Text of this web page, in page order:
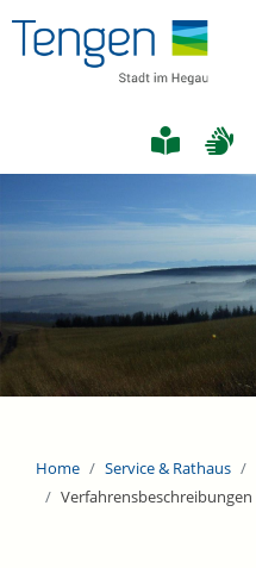
Home Service & Rathaus
Verfahrensbeschreibungen